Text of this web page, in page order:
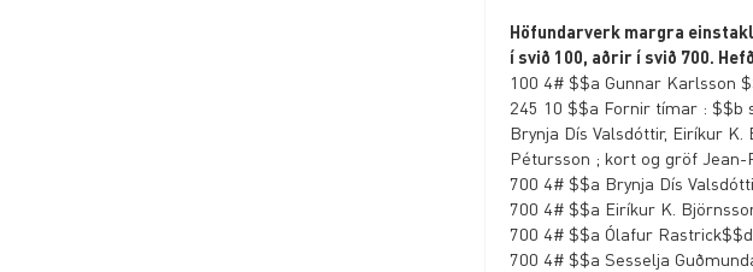
Höfundarverk margra
í svið 100, aðrir í svið 700.
100 4# $$a Gunnar Karlsson
245 10 $$a Fornir tímar : $$b
Brynja Dís Valsdóttir, Eiríkur
Pétursson ; kort og gröf
700 4# $$a Brynja Dís
700 4# $$a Eiríkur K.
700 4# $$a Ólafur
700 4# $$a Sesselja